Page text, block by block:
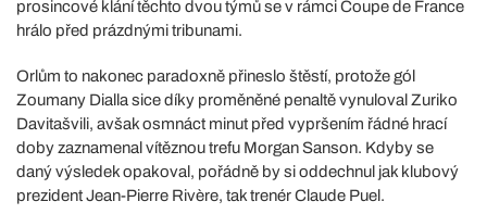
prosincové klání těchto dvou týmů se v rámci Coupe de France
hrálo před prázdnými tribunami.
Orlům to nakonec paradoxně přineslo štěstí, protože gól
Zoumany Dialla sice díky proměněné penaltě vynuloval Zuriko
Davitašvili, avšak osmnáct minut před vypršením řádné hrací
doby zaznamenal vítěznou trefu Morgan Sanson. Kdyby se
daný výsledek opakoval, pořádně by si oddechnul jak klubový
prezident Jean-Pierre Rivère, tak trenér Claude Puel.